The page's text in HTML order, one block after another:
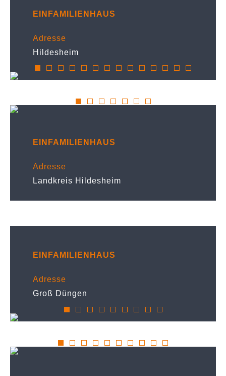
EINFAMILIENHAUS
Adresse
Hildesheim
EINFAMILIENHAUS
Adresse
Landkreis Hildesheim
EINFAMILIENHAUS
Adresse
Groß Düngen